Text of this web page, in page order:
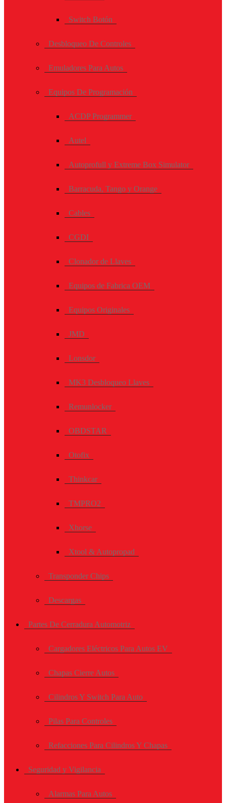
Switch Botón
Desbloqueo De Controles
Emuladores Para Autos
Equipos De Programación
ACDP Programmer
Autel
Autoprofull y Extreme Box Simulator
Barracuda, Tango y Orange
Cables
CGDI
Clonador de Llaves
Equipos de Fabrica OEM
Equipos Originales
JMD
Lonsdor
MK3 Desbloqueo Llaves
Remunlocker
OBDSTAR
Otofix
Thinkcar
TMPRO2
Xhorse
Xtool & Autopropad
Transponder Chips
Descargas
Partes De Cerradura Automotriz
Cargadores Eléctricos Para Autos EV
Chapas Cierre Autos
Cilindros Y Switch Para Auto
Pilas Para Controles
Refacciones Para Cilindros Y Chapas
Seguridad y Vigilancia
Alarmas Para Autos